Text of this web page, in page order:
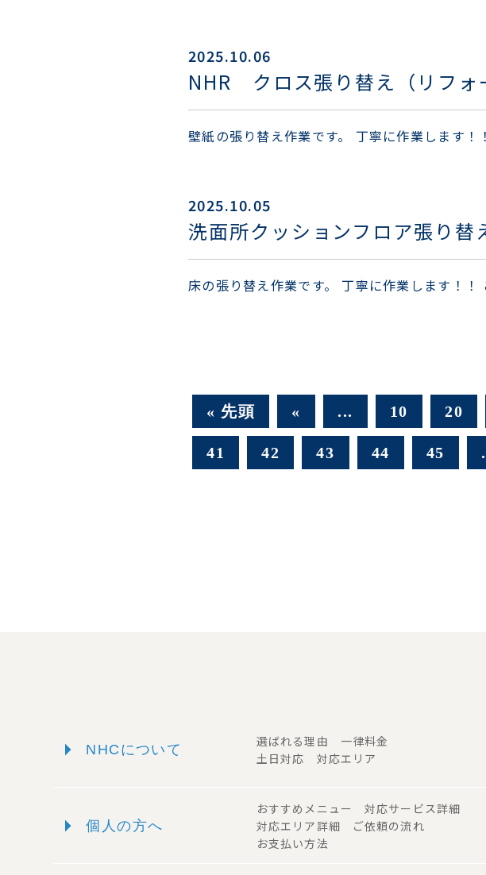
2025.10.06
NHR クロス張り替え（リフォ
壁紙の張り替え作業です。 丁寧に作業します
2025.10.05
洗面所クッションフロア張り替
床の張り替え作業です。 丁寧に作業します！
« 先頭 « ... 10 20
41 42 43 44 45
arrow_right NHCについて
選ばれる理由 一律料金
土日対応 対応エリア
arrow_right 個人の方へ
おすすめメニュー 対応サービス詳細
対応エリア詳細 ご依頼の流れ
お支払い方法